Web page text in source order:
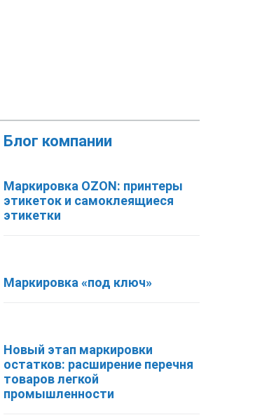
Блог компании
Маркировка OZON: принтеры
этикеток и самоклеящиеся
этикетки
Маркировка «под ключ»
Новый этап маркировки
остатков: расширение перечня
товаров легкой
промышленности